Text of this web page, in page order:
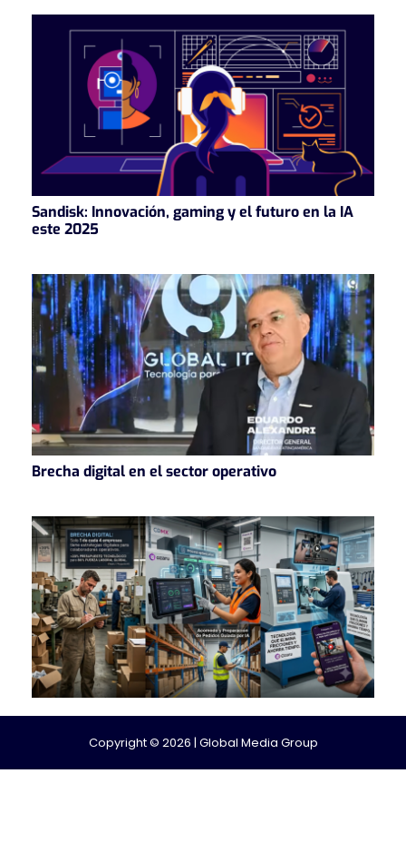
Sandisk: Innovación, gaming y el futuro en la IA
este 2025
Brecha digital en el sector operativo